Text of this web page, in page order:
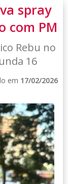
spray
com PM
Rebu no
16
em 17/02/2026